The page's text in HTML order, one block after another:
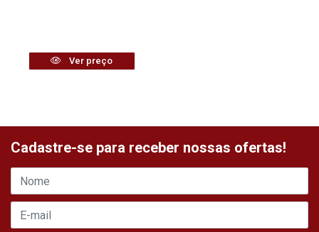
Ver preço
Cadastre-se para receber nossas ofertas!